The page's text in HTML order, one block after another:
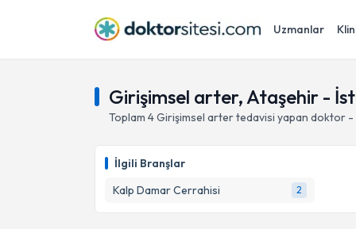
Uzmanlar
Girişimsel arter, Ataşehir -
Toplam 4Girişimsel artertedavisi yapan doktor -
İlgili Branşlar
Kalp Damar Cerrahisi
2